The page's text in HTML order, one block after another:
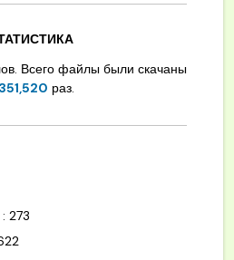
Всего файлы были скачаны
раз.
273